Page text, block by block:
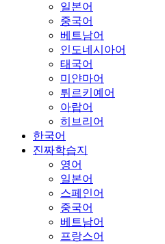
일본어
중국어
베트남어
인도네시아어
태국어
미얀마어
튀르키예어
아랍어
히브리어
한국어
진짜학습지
영어
일본어
스페인어
중국어
베트남어
프랑스어